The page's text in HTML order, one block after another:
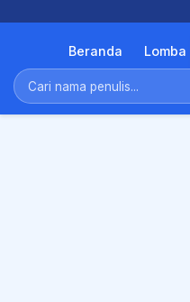
Beranda Lomba